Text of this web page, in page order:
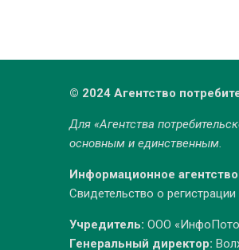
© 2024 Агентство
Для «Агентства
основным и единственным.
Информационное
Свидетельство о
Учредитель: ООО
Генеральный директор: